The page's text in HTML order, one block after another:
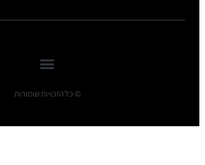
© כל הזכויות שומורות